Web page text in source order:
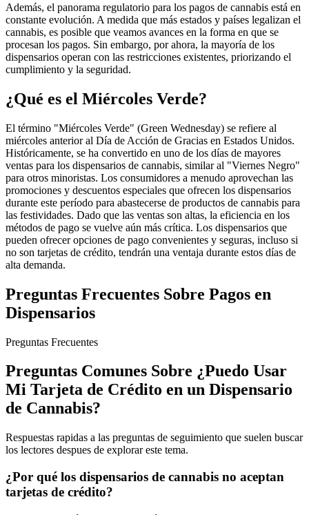
Además, el panorama regulatorio para los pagos de cannabis está en
constante evolución. A medida que más estados y países legalizan el
cannabis, es posible que veamos avances en la forma en que se
procesan los pagos. Sin embargo, por ahora, la mayoría de los
dispensarios operan con las restricciones existentes, priorizando el
cumplimiento y la seguridad.
¿Qué es el Miércoles Verde?
El término "Miércoles Verde" (Green Wednesday) se refiere al
miércoles anterior al Día de Acción de Gracias en Estados Unidos.
Históricamente, se ha convertido en uno de los días de mayores
ventas para los dispensarios de cannabis, similar al "Viernes Negro"
para otros minoristas. Los consumidores a menudo aprovechan las
promociones y descuentos especiales que ofrecen los dispensarios
durante este período para abastecerse de productos de cannabis para
las festividades. Dado que las ventas son altas, la eficiencia en los
métodos de pago se vuelve aún más crítica. Los dispensarios que
pueden ofrecer opciones de pago convenientes y seguras, incluso si
no son tarjetas de crédito, tendrán una ventaja durante estos días de
alta demanda.
Preguntas Frecuentes Sobre Pagos en
Dispensarios
Preguntas Frecuentes
Preguntas Comunes Sobre ¿Puedo Usar
Mi Tarjeta de Crédito en un Dispensario
de Cannabis?
Respuestas rapidas a las preguntas de seguimiento que suelen buscar
los lectores despues de explorar este tema.
¿Por qué los dispensarios de cannabis no aceptan
tarjetas de crédito?